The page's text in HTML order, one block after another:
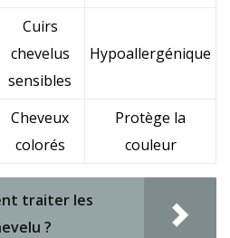
Cuirs
chevelus
sensibles
Hypoallergénique
Cheveux
colorés
Protège la
couleur
traiter les
?